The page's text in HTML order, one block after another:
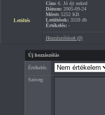
Letöltés
Cím: 6. Jó éjt neked
Dátum: 2005-09-24
Méret: 5252 KB
Letöltések: 3559 db
Értékelés: -
Hozzászólások (0)
Új hozzászólás
Értékelés:
Szöveg: